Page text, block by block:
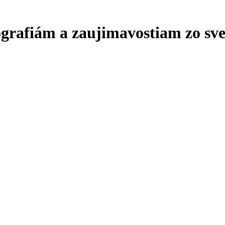
a zaujimavostiam zo